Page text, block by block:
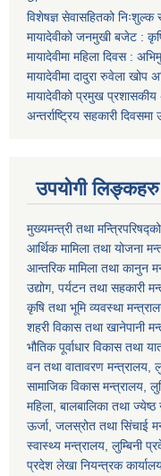
विशेषज्ञ सेवासहितको निःशुल्क
मायादेवीको जनमुखी बजेट :
मायादेवीमा महिला दिवस :
मायादेवीमा दादुरा रुवेला
मायादेवीको प्रमुख
अन्तर्राष्ट्रिय सहकारी
उपयोगी लिङ्कहरु
मुख्यमन्त्री तथा
आर्थिक मामिला तथा योजना
आन्तरिक मामिला तथा कानुन
उद्योग, पर्यटन तथा सहकारी
कृषि तथा भूमि व्यवस्था
शहरी विकास तथा खानेपानी
भौतिक पूर्वाधार विकास तथा
वन तथा वातावरण मन्त्रालय,
सामाजिक विकास मन्त्रालय,
महिला, बालबालिका तथा
ऊर्जा, जलस्रोत तथा सिंचाई
स्वास्थ्य मन्त्रालय, लुम्बिनी
प्रदेश लेखा नियन्त्रक